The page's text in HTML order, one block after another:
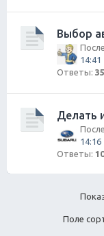
Выбор
14:41
Ответы: 35
Делать
14:16
Ответы: 10
Поле